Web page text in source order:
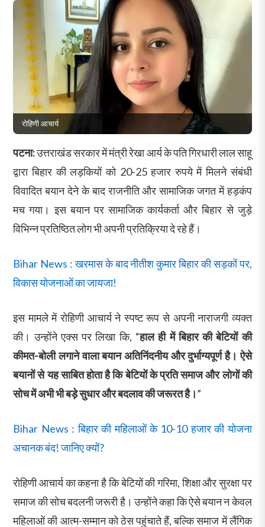
रोहिणी आचार्य
पटना:उत्तराखंड सरकार में मंत्री रेखा आर्य के पति गिरधारी लाल साहू
द्वारा बिहार की लड़कियों को 20-25 हजार रुपये में मिलने संबंधी
विवादित बयान देने के बाद राजनीति और सामाजिक जगत में हड़कंप
मच गया। इस बयान पर सामाजिक कार्यकर्ता और बिहार से जुड़े
विभिन्न प्रतिष्ठित लोग भी अपनी प्रतिक्रिया दे रहे हैं।
Bihar News : खरमास के बाद नीतीश कुमार बिहार की सड़कों पर,
विकास योजनाओं का जायजा!
इस मामले में रोहिणी आचार्य ने स्पष्ट रूप से अपनी नाराजगी व्यक्त
की। उन्होंने एक्स पर लिखा कि, “हाल ही में बिहार की बेटियों की
कीमत-बोली लगाने वाला बयान अतिनिंदनीय और दुर्भाग्यपूर्ण है। ऐसे
बयानों से यह साबित होता है कि बेटियों के प्रति समाज और लोगों की
सोच में अभी भी बड़े सुधार और बदलाव की जरूरत है।”
Bihar News : बिहार की महिलाओं के 10-10 हजार की योजना
अचानक बंद! जानिए क्यों?
रोहिणी आचार्य का कहना है कि बेटियों की गरिमा, शिक्षा और सुरक्षा पर
समाज की सोच बदलनी जरूरी है। उन्होंने कहा कि ऐसे बयान न केवल
महिलाओं की आत्म-सम्मान को ठेस पहुंचाते हैं, बल्कि समाज में लैंगिक